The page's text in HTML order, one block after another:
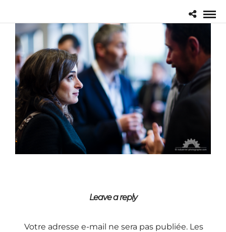
Leave a reply
Votre adresse e-mail ne sera pas publiée. Les